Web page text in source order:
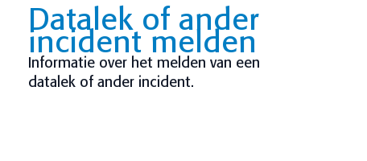
Datalek of ander
incident melden
Informatie over het melden van een
datalek of ander incident.